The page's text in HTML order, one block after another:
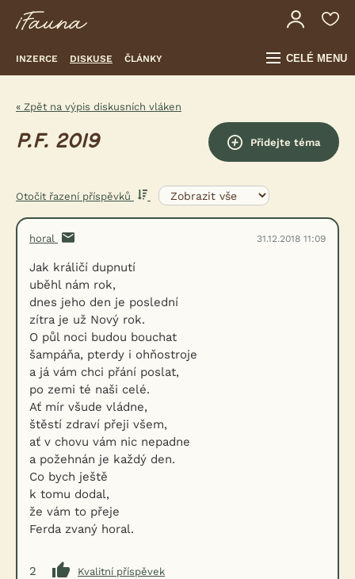
INZERCE DISKUSE ČLÁNKY CELÉ MENU
« Zpět na výpis diskusních vláken
P.F. 2019 Přidejte téma
Otočit řazení příspěvků
horal 31.12.2018 11:09
Jak králičí dupnutí
uběhl nám rok,
dnes jeho den je poslední
zítra je už Nový rok.
O půl noci budou bouchat
šampáňa, pterdy i ohňostroje
a já vám chci přání poslat,
po zemi té naši celé.
Ať mír všude vládne,
štěstí zdraví přeji všem,
ať v chovu vám nic nepadne
a požehnán je každý den.
Co bych ještě
k tomu dodal,
že vám to přeje
Ferda zvaný horal.
2
Kvalitní příspěvek